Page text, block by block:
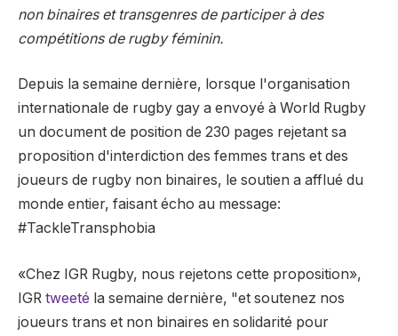
non binaires et transgenres de participer à des
compétitions de rugby féminin.
Depuis la semaine dernière, lorsque l'organisation
internationale de rugby gay a envoyé à World Rugby
un document de position de 230 pages rejetant sa
proposition d'interdiction des femmes trans et des
joueurs de rugby non binaires, le soutien a afflué du
monde entier, faisant écho au message:
#TackleTransphobia
«Chez IGR Rugby, nous rejetons cette proposition»,
IGR tweeté la semaine dernière, "et soutenez nos
joueurs trans et non binaires en solidarité pour